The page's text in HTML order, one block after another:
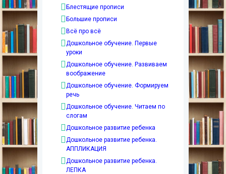
Блестящие прописи
Большие прописи
Всё про всё
Дошкольное обучение. Первые
уроки
Дошкольное обучение. Развиваем
воображение
Дошкольное обучение. Формируем
речь
Дошкольное обучение. Читаем по
слогам
Дошкольное развитие ребенка
Дошкольное развитие ребенка.
АППЛИКАЦИЯ
Дошкольное развитие ребенка.
ЛЕПКА